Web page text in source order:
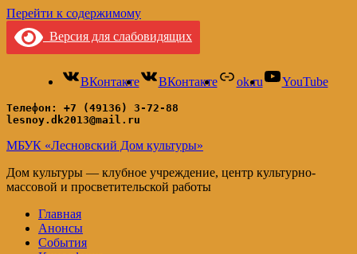
Перейти к содержимому
Версия для слабовидящих
ВКонтакте ВКонтакте ok.ru YouTube
Телефон: +7 (49136) 3-72-88
lesnoy.dk2013@mail.ru
МБУК «Лесновский Дом культуры»
Дом культуры — клубное учреждение, центр культурно-
массовой и просветительской работы
Главная
Анонсы
События